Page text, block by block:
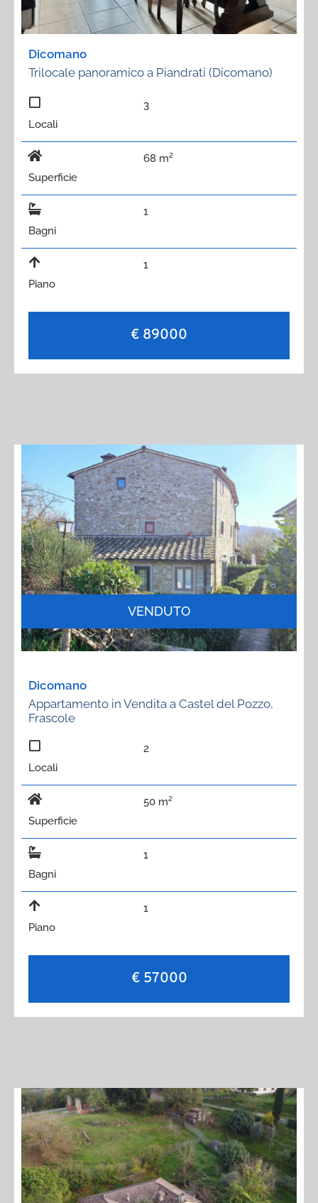
Dicomano
Trilocale panoramico a Piandrati (Dicomano)
Locali
3
Superficie
68 m²
Bagni
1
Piano
1
€ 89000
VENDUTO
Dicomano
Appartamento in Vendita a Castel del Pozzo,
Frascole
Locali
2
Superficie
50 m²
Bagni
1
Piano
1
€ 57000